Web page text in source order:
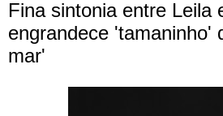
Fina sintonia entre Leila
engrandece 'tamaninho'
mar'